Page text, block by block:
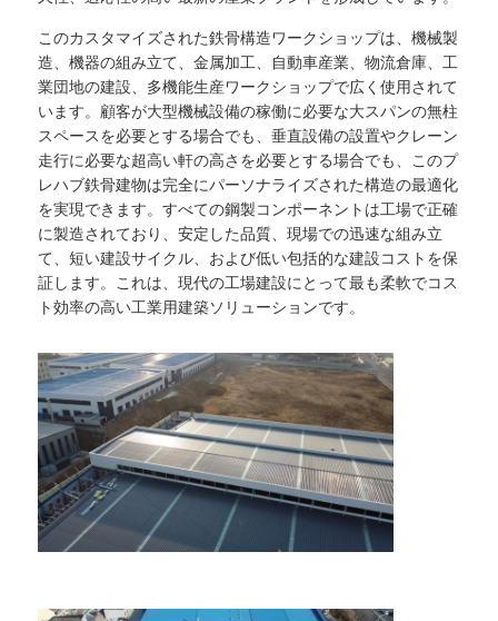
連絡 ください
ニュース
ケース
ブログ
引金 を 求め て ください
プレハブ鋼構造
鋼構造倉庫
このカスタマイズされた鉄骨構造ワークショップは、機械製
造、機器の組み立て、金属加工、自動車産業、物流倉庫、工
業団地の建設、多機能生産ワークショップで広く使用されて
います。顧客が大型機械設備の稼働に必要な大スパンの無柱
スペースを必要とする場合でも、垂直設備の設置やクレーン
走行に必要な超高い軒の高さを必要とする場合でも、このプ
レハブ鉄骨建物は完全にパーソナライズされた構造の最適化
を実現できます。すべての鋼製コンポーネントは工場で正確
に製造されており、安定した品質、現場での迅速な組み立
て、短い建設サイクル、および低い包括的な建設コストを保
証します。これは、現代の工場建設にとって最も柔軟でコス
ト効率の高い工業用建築ソリューションです。